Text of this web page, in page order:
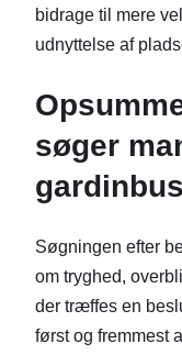
bidrage til mere
udnyttelse af
søger
gardinbus
Søgningen efter
om tryghed,
der træffes en
først og fremmest